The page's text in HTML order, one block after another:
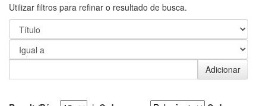
Utilizar filtros para refinar o resultado de busca.